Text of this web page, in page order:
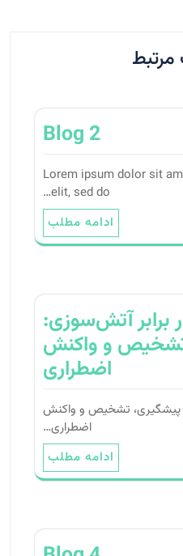
Blog 2
Lorem ipsum dolor sit
elit, sed do…
ادامه مطلب
برابر آتش‌سوزی:
و واکنش
اضطراری
پیشگیری، تشخیص و واکنش
اضطراری…
ادامه مطلب